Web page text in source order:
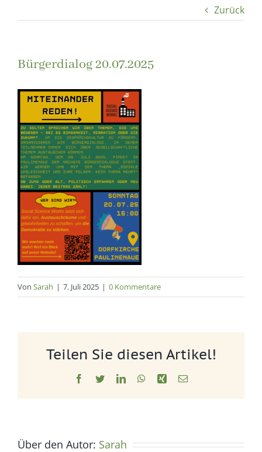
Zurück
Bürgerdialog 20.07.2025
Von Sarah | 7. Juli 2025 | 0 Kommentare
Teilen Sie diesen Artikel!
Facebook
TwitterLinkedInWhatsApp
Xing E-
Über den Autor: Sarah